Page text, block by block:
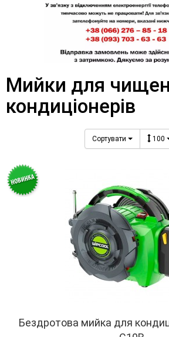
Мийки для
кондиціонерів
Сортувати 100
Бездротова мийка для